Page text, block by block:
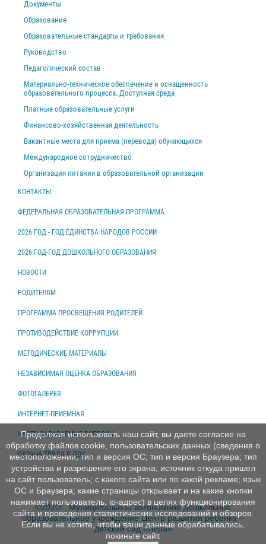
Документы
Образование
Образовательные стандарты и требования
Руководство
Педагогический состав
Материально-техническое обеспечение и оснащенность
образовательного процесса. Доступная среда
Платные образовательные услуги
Финансово-хозяйственная деятельность
Вакантные места для приема (перевода) обучающихся
Международное сотрудничество
Организация питания в образовательной организации
КОНТАКТЫ
ФЕДЕРАЛЬНАЯ ОБРАЗОВАТЕЛЬНАЯ ПРОГРАММА
2026 ГОД - ГОД ЕДИНСТВА НАРОДОВ РОССИИ
2026 ГОД-ГОД ДОШКОЛЬНОГО ОБРАЗОВАНИЯ
НОВОСТИ
РОДИТЕЛЯМ
ПРОГРАММА ПРОСВЕЩЕНИЯ РОДИТЕЛЕЙ
ПРОТИВОДЕЙСТВИЕ КОРРУПЦИИ
МЕТОДИЧЕСКИЕ МАТЕРИАЛЫ
НЕЗАВИСИМАЯ ОЦЕНКА ОБРАЗОВАНИЯ
ФОТОГАЛЕРЕЯ
ИНТЕРНЕТ-ПРИЕМНАЯ
ЧАСТО ЗАДАВАЕМЫЕ ВОПРОСЫ
ОХРАНА ТРУДА В ДОУ
©2020г., Муниципальное автономное дошкольное
образовательное учреждение Центр развития ребенка –
детский сад «Лира»
Продолжая использовать наш сайт, вы даете согласие на
обработку файлов cookie, пользовательских данных (сведения о
местоположении; тип и версия ОС; тип и версия Браузера; тип
устройства и разрешение его экрана; источник откуда пришел
на сайт пользователь; с какого сайта или по какой рекламе; язык
ОС и Браузера; какие страницы открывает и на какие кнопки
нажимает пользователь; ip-адрес) в целях функционирования
сайта и проведения статистических исследований и обзоров.
Если вы не хотите, чтобы ваши данные обрабатывались,
покиньте сайт.